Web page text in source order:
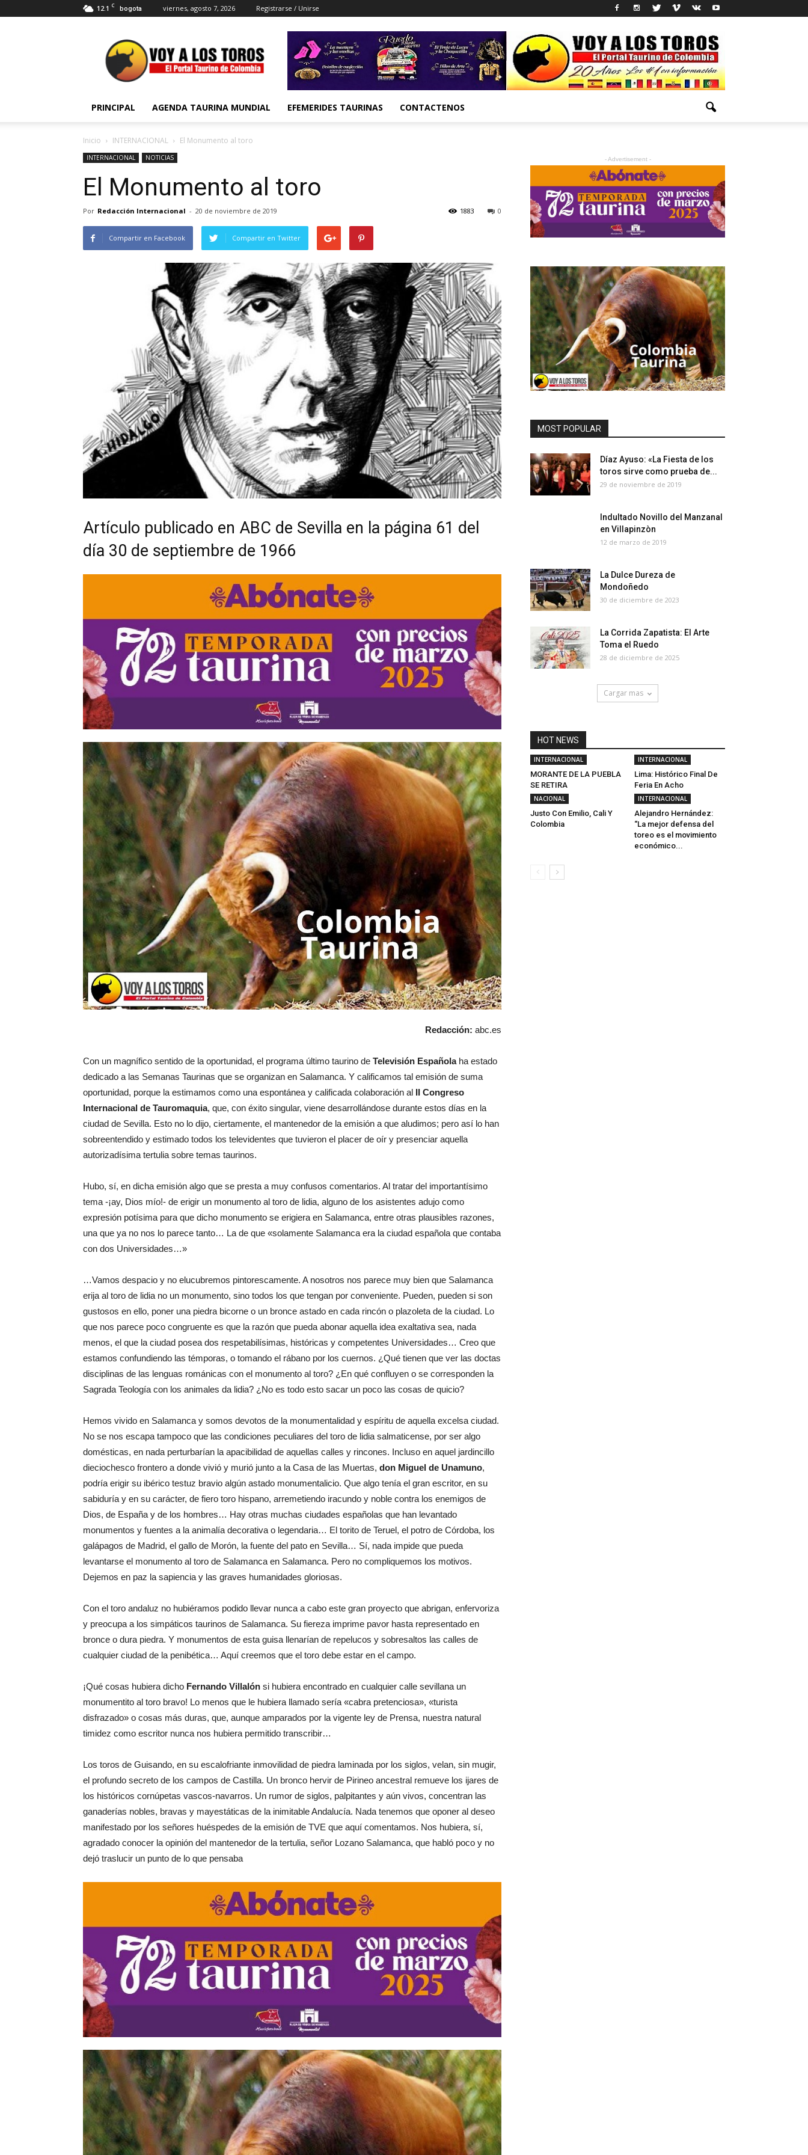
12.1 C bogota viernes, agosto 7, 2026 Registrarse / Unirse
Voy
a
Los
Toros
PRINCIPAL AGENDA TAURINA MUNDIAL EFEMERIDES TAURINAS CONTACTENOS
Inicio INTERNACIONAL El Monumento al toro
INTERNACIONAL NOTICIAS
El Monumento al toro
Por Redacción Internacional - 20 de noviembre de 2019 0
1883
Compartir en Facebook Compartir en Twitter
Artículo publicado en ABC de Sevilla en la página 61 del
día 30 de septiembre de 1966
Redacción: abc.es
Con un magnífico sentido de la oportunidad, el programa último taurino de Televisión Españolaha estado
dedicado a las Semanas Taurinas que se organizan en Salamanca. Y calificamos tal emisión de suma
oportunidad, porque la estimamos como una espontánea y calificada colaboración al II Congreso
Internacional de Tauromaquia, que, con éxito singular, viene desarrollándose durante estos días en la
ciudad de Sevilla. Esto no lo dijo, ciertamente, el mantenedor de la emisión a que aludimos; pero así lo han
sobreentendido y estimado todos los televidentes que tuvieron el placer de oír y presenciar aquella
autorizadísima tertulia sobre temas taurinos.
Hubo, sí, en dicha emisión algo que se presta a muy confusos comentarios. Al tratar del importantísimo
tema -¡ay, Dios mío!- de erigir un monumento al toro de lidia, alguno de los asistentes adujo como
expresión potísima para que dicho monumento se erigiera en Salamanca, entre otras plausibles razones,
una que ya no nos lo parece tanto… La de que «solamente Salamanca era la ciudad española que contaba
con dos Universidades…»
…Vamos despacio y no elucubremos pintorescamente. A nosotros nos parece muy bien que Salamanca
erija al toro de lidia no un monumento, sino todos los que tengan por conveniente. Pueden, pueden si son
gustosos en ello, poner una piedra bicorne o un bronce astado en cada rincón o plazoleta de la ciudad. Lo
que nos parece poco congruente es que la razón que pueda abonar aquella idea exaltativa sea, nada
menos, el que la ciudad posea dos respetabilísimas, históricas y competentes Universidades… Creo que
estamos confundiendo las témporas, o tomando el rábano por los cuernos. ¿Qué tienen que ver las doctas
disciplinas de las lenguas románicas con el monumento al toro? ¿En qué confluyen o se corresponden la
Sagrada Teología con los animales da lidia? ¿No es todo esto sacar un poco las cosas de quicio?
Hemos vivido en Salamanca y somos devotos de la monumentalidad y espíritu de aquella excelsa ciudad.
No se nos escapa tampoco que las condiciones peculiares del toro de lidia salmaticense, por ser algo
domésticas, en nada perturbarían la apacibilidad de aquellas calles y rincones. Incluso en aquel jardincillo
dieciochesco frontero a donde vivió y murió junto a la Casa de las Muertas, don Miguel de Unamuno,
podría erigir su ibérico testuz bravio algún astado monumentalicio. Que algo tenía el gran escritor, en su
sabiduría y en su carácter, de fiero toro hispano, arremetiendo iracundo y noble contra los enemigos de
Dios, de España y de los hombres… Hay otras muchas ciudades españolas que han levantado
monumentos y fuentes a la animalía decorativa o legendaria… El torito de Teruel, el potro de Córdoba, los
galápagos de Madrid, el gallo de Morón, la fuente del pato en Sevilla… Sí, nada impide que pueda
levantarse el monumento al toro de Salamanca en Salamanca. Pero no compliquemos los motivos.
Dejemos en paz la sapiencia y las graves humanidades gloriosas.
Con el toro andaluz no hubiéramos podido llevar nunca a cabo este gran proyecto que abrigan, enfervoriza
y preocupa a los simpáticos taurinos de Salamanca. Su fiereza imprime pavor hasta representado en
bronce o dura piedra. Y monumentos de esta guisa llenarían de repelucos y sobresaltos las calles de
cualquier ciudad de la penibética… Aquí creemos que el toro debe estar en el campo.
¡Qué cosas hubiera dicho Fernando Villalón si hubiera encontrado en cualquier calle sevillana un
monumentito al toro bravo! Lo menos que le hubiera llamado sería «cabra pretenciosa», «turista
disfrazado» o cosas más duras, que, aunque amparados por la vigente ley de Prensa, nuestra natural
timidez como escritor nunca nos hubiera permitido transcribir…
Los toros de Guisando, en su escalofriante inmovilidad de piedra laminada por los siglos, velan, sin mugir,
el profundo secreto de los campos de Castilla. Un bronco hervir de Pirineo ancestral remueve los ijares de
los históricos cornúpetas vascos-navarros. Un rumor de siglos, palpitantes y aún vivos, concentran las
ganaderías nobles, bravas y mayestáticas de la inimitable Andalucía. Nada tenemos que oponer al deseo
manifestado por los señores huéspedes de la emisión de TVE que aquí comentamos. Nos hubiera, sí,
agradado conocer la opinión del mantenedor de la tertulia, señor Lozano Salamanca, que habló poco y no
dejó traslucir un punto de lo que pensaba
- Advertisement -
MOST POPULAR
Díaz Ayuso: «La Fiesta de los
toros sirve como prueba de...
29 de noviembre de 2019
Indultado Novillo del Manzanal
en Villapinzòn
12 de marzo de 2019
La Dulce Dureza de
Mondoñedo
30 de diciembre de 2023
La Corrida Zapatista: El Arte
Toma el Ruedo
28 de diciembre de 2025
Cargar mas
HOT NEWS
INTERNACIONAL
MORANTE DE LA PUEBLA
SE RETIRA
INTERNACIONAL
Lima: Histórico Final De
Feria En Acho
NACIONAL
Justo Con Emilio, Cali Y
Colombia
INTERNACIONAL
Alejandro Hernández:
“La mejor defensa del
toreo es el movimiento
económico...